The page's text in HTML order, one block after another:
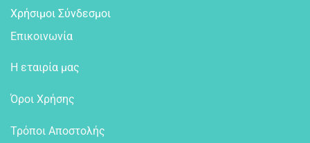
Χρήσιμοι Σύνδεσμοι
Επικοινωνία
Η εταιρία μας
Όροι Χρήσης
Τρόποι Αποστολής